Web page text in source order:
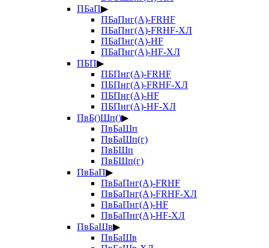
ПБаП▶
ПБаПнг(А)-FRHF
ПБаПнг(А)-FRHF-ХЛ
ПБаПнг(А)-HF
ПБаПнг(А)-HF-ХЛ
ПБП▶
ПБПнг(А)-FRHF
ПБПнг(А)-FRHF-ХЛ
ПБПнг(А)-HF
ПБПнг(А)-HF-ХЛ
ПвБ()Шп()▶
ПвБаШп
ПвБаШп(г)
ПвБШп
ПвБШп(г)
ПвБаП▶
ПвБаПнг(А)-FRHF
ПвБаПнг(А)-FRHF-ХЛ
ПвБаПнг(А)-HF
ПвБаПнг(А)-HF-ХЛ
ПвБаШв▶
ПвБаШв